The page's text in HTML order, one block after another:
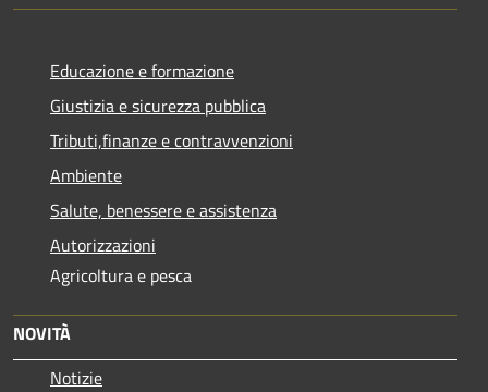
Educazione e formazione
Giustizia e sicurezza pubblica
Tributi,finanze e contravvenzioni
Ambiente
Salute, benessere e assistenza
Autorizzazioni
Agricoltura e pesca
NOVITÀ
Notizie